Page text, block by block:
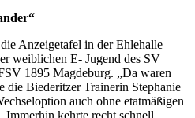
Anzeigetafel in der Ehlehalle
weiblichen E- Jugend des SV
1895 Magdeburg. „Da waren
die Biederitzer Trainerin Stephanie
auch ohne etatmäßigen